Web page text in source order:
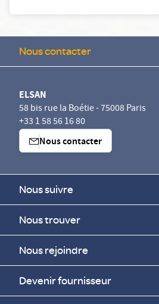
Nous contacter
ELSAN
58 bis rue la Boétie - 75008 Paris
+33 1 58 56 16 80
Nous contacter
Nous suivre
Nous trouver
Nous rejoindre
Devenir fournisseur